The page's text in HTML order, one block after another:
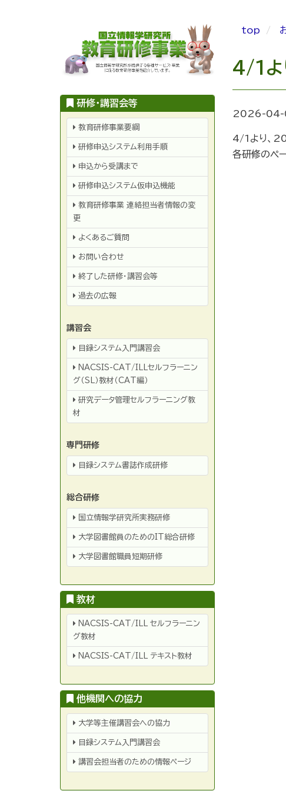
研修・講習会等
修・
講
習
会
等
教育研修事業要綱
研修申込システム利用手順
申込から受講まで
研修申込システム仮申込機能
教育研修事業 連絡担当者情報の変
更
よくあるご質問
お問い合わせ
終了した研修・講習会等
過去の広報
講習会
目録システム入門講習会
NACSIS-CAT/ILLセルフラーニン
グ（SL）教材（CAT編）
研究データ管理セルフラーニング教
材
専門研修
目録システム書誌作成研修
総合研修
国立情報学研究所実務研修
大学図書館員のためのIT総合研修
大学図書館職員短期研修
教材
材
NACSIS-CAT/ILL セルフラーニン
グ教材
NACSIS-CAT/ILL テキスト教材
他機関への協力
機
関
へ
の
協
力
大学等主催講習会への協力
目録システム入門講習会
講習会担当者のための情報ページ
top
4/1よ
2026-04-
4/1より、
各研修のペ